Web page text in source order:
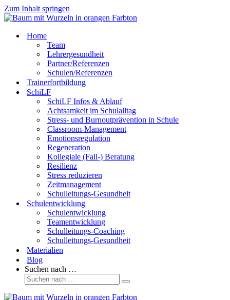
Zum Inhalt springen
Home
Team
Lehrergesundheit
Partner/Referenzen
Schulen/Referenzen
Trainerfortbildung
SchiLF
SchiLF Infos & Ablauf
Achtsamkeit im Schulalltag
Stress- und Burnoutprävention in Schule
Classroom-Management
Emotionsregulation
Regeneration
Kollegiale (Fall-) Beratung
Resilienz
Stress reduzieren
Zeitmanagement
Schulleitungs-Gesundheit
Schulentwicklung
Schulentwicklung
Teamentwicklung
Schulleitungs-Coaching
Schulleitungs-Gesundheit
Materialien
Blog
Suchen nach …